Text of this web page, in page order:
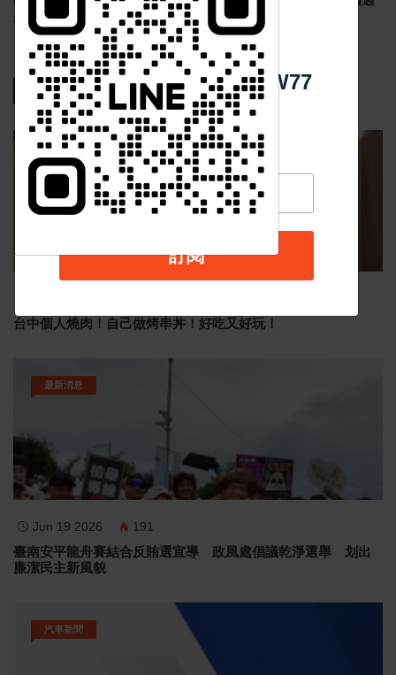
度監管恐削弱競爭力
熱門新聞
影音新聞
台中個人燒肉！自己做烤串丼！好吃又好玩！
最新消息
Jun 19 2026 191
臺南安平龍舟賽結合反賄選宣導 政風處倡議乾淨選舉 划出
廉潔民主新風貌
汽車新聞
中 華 超 傳 媒
Https://reurl.cc/adqW77
訂閱